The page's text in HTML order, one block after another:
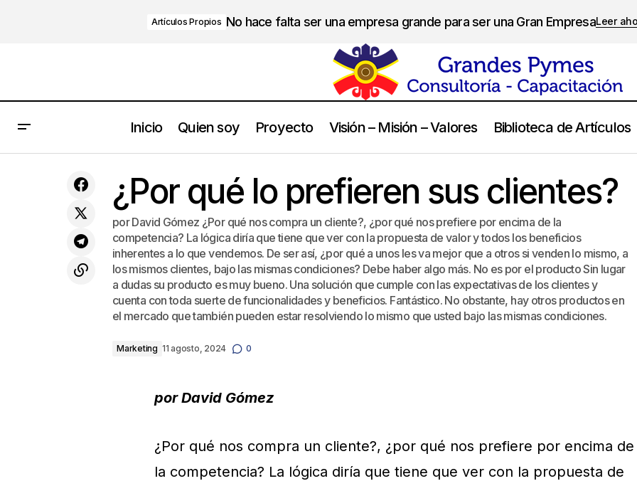
Artículos Propios No hace falta ser una empresa grande para ser una Gran EmpresaLeer
Inicio Quien soy Proyecto Visión – Misión – Valores Biblioteca de Artículos
la revolución digital
¿Por qué lo prefieren sus clientes?
¿Por qué lo prefieren sus clientes?
por David Gómez ¿Por qué nos compra un cliente?, ¿por qué nos prefiere por encima de la
competencia? La lógica diría que tiene que ver con la propuesta de valor y todos los beneficios
inherentes a lo que vendemos. De ser así, ¿por qué a unos les va mejor que a otros si venden lo mismo, a
los mismos clientes, bajo las mismas condiciones? Debe haber algo más. No es por el producto Sin lugar
a dudas su producto es muy bueno. Una solución que cumple con las expectativas de los clientes y
cuenta con toda suerte de funcionalidades y beneficios. Fantástico. No obstante, hay otros productos en
el mercado que también pueden estar resolviendo lo mismo que usted bajo las mismas condiciones.
Marketing 11 agosto, 2024 0
por David Gómez
¿Por qué nos compra un cliente?, ¿por qué nos prefiere por encima de
la competencia? La lógica diría que tiene que ver con la propuesta de